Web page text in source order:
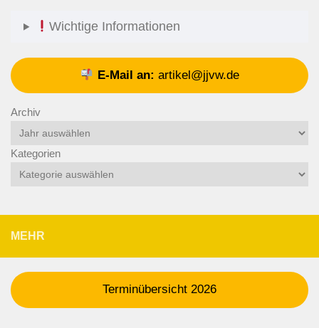
Wichtige Informationen
E-Mail an: artikel@jjvw.de
Archiv
Kategorien
MEHR
Terminübersicht 2026